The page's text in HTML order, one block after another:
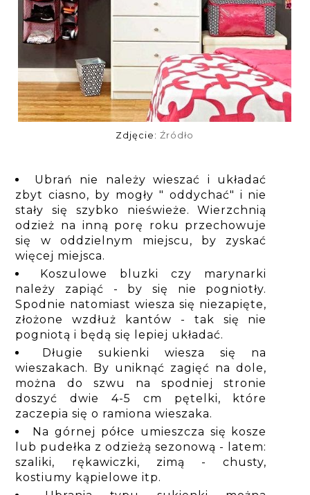
Zdjęcie:Źródło
Ubrań nie należy wieszać i układać
zbyt ciasno, by mogły " oddychać" i nie
stały się szybko nieświeże. Wierzchnią
odzież na inną porę roku przechowuje
się w oddzielnym miejscu, by zyskać
więcej miejsca.
Koszulowe bluzki czy marynarki
należy zapiąć - by się nie pogniotły.
Spodnie natomiast wiesza się niezapięte,
złożone wzdłuż kantów - tak się nie
pogniotą i będą się lepiej układać.
Długie sukienki wiesza się na
wieszakach. By uniknąć zagięć na dole,
można do szwu na spodniej stronie
doszyć dwie 4-5 cm pętelki, które
zaczepia się o ramiona wieszaka.
Na górnej półce umieszcza się kosze
lub pudełka z odzieżą sezonową - latem:
szaliki, rękawiczki, zimą - chusty,
kostiumy kąpielowe itp.